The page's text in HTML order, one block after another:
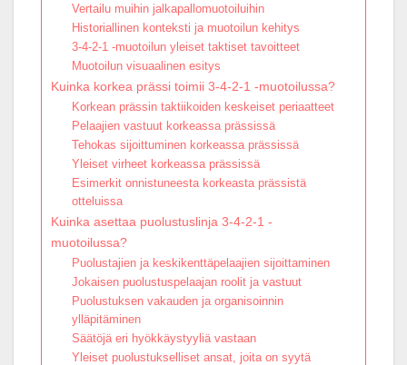
Vertailu muihin jalkapallomuotoiluihin
Historiallinen konteksti ja muotoilun kehitys
3-4-2-1 -muotoilun yleiset taktiset tavoitteet
Muotoilun visuaalinen esitys
Kuinka korkea prässi toimii 3-4-2-1 -muotoilussa?
Korkean prässin taktiikoiden keskeiset periaatteet
Pelaajien vastuut korkeassa prässissä
Tehokas sijoittuminen korkeassa prässissä
Yleiset virheet korkeassa prässissä
Esimerkit onnistuneesta korkeasta prässistä
otteluissa
Kuinka asettaa puolustuslinja 3-4-2-1 -
muotoilussa?
Puolustajien ja keskikenttäpelaajien sijoittaminen
Jokaisen puolustuspelaajan roolit ja vastuut
Puolustuksen vakauden ja organisoinnin
ylläpitäminen
Säätöjä eri hyökkäystyyliä vastaan
Yleiset puolustukselliset ansat, joita on syytä